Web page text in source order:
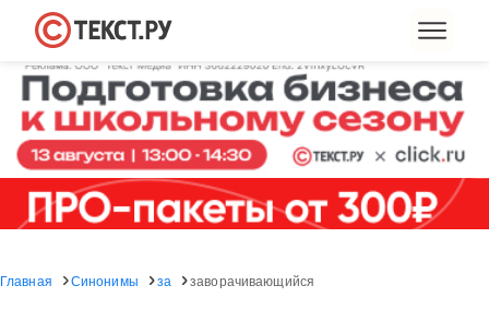
Главная Синонимы за заворачивающийся